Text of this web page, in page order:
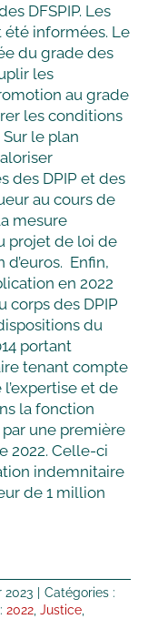
DFSPIP. Les
été informées. Le
du grade des
les
au grade
les conditions
Sur le plan
des DPIP et des
au cours de
mesure
projet de loi de
Enfin,
en 2022
corps des DPIP
du
portant
tenant compte
et de
la fonction
par une première
2022. Celle-ci
indemnitaire
de 1 million
2023
Catégories :
2022 Justice